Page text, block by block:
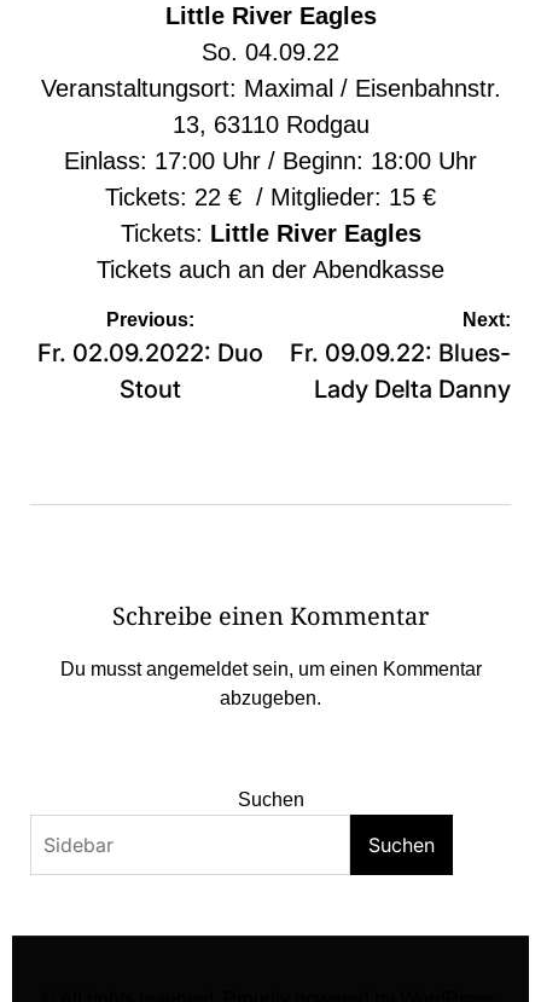
Little River Eagles
So. 04.09.22
Veranstaltungsort: Maximal / Eisenbahnstr.
13, 63110 Rodgau
Einlass: 17:00 Uhr / Beginn: 18:00 Uhr
Tickets: 22 € / Mitglieder: 15 €
Tickets: Little River Eagles
Tickets auch an der Abendkasse
Beitragsnavigation
Previous:
Fr. 02.09.2022: Duo
Stout
Next:
Fr. 09.09.22: Blues-
Lady Delta Danny
Schreibe einen Kommentar
Du musstangemeldetsein, um einen Kommentar
abzugeben.
Suchen
Suchen